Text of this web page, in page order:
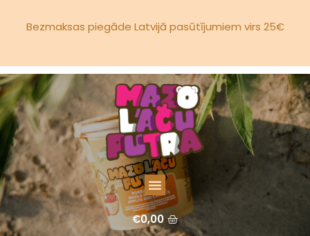
Bezmaksas piegāde Latvijā pasūtījumiem virs 25€
€0,00